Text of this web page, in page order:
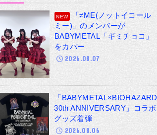
「≠ME(ノットイコール
ミー)」のメンバーが
BABYMETAL「ギミチョコ」
をカバー
2026.08.07
「BABYMETAL×BIOHAZARD
30th ANNIVERSARY」コラボ
グッズ着弾
2026.08.06